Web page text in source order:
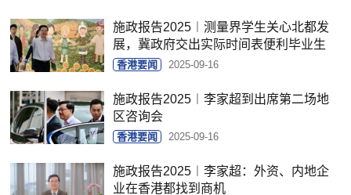
施政报告2025︱测量界学生关心北都发
展，冀政府交出实际时间表便利毕业生
香港要闻 2025-09-16
施政报告2025︱李家超到出席第二场地
区咨询会
香港要闻 2025-09-16
施政报告2025︱李家超：外资、内地企
业在香港都找到商机